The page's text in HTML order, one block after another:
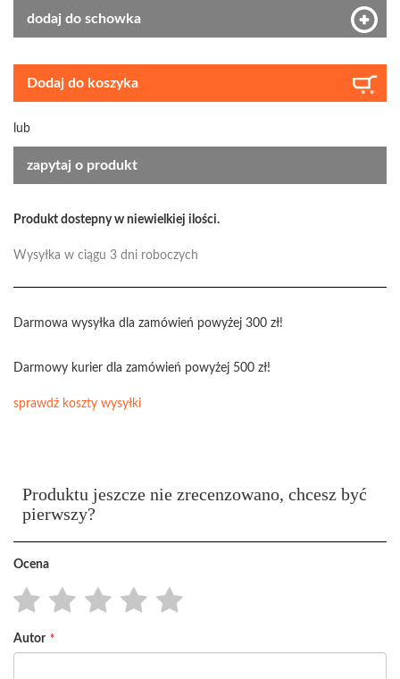
dodaj do schowka
Dodaj do koszyka
lub
zapytaj o produkt
Produkt dostepny w niewielkiej ilości.
Wysyłka w ciągu 3 dni roboczych
Darmowa wysyłka dla zamówień powyżej 300 zł!
Darmowy kurier dla zamówień powyżej 500 zł!
sprawdź koszty wysyłki
Produktu jeszcze nie zrecenzowano, chcesz być
pierwszy?
Ocena
star
stars
stars
stars
stars
Autor